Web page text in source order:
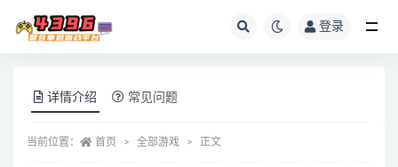
登录
详情介绍 常见问题
当前位置： 首页 全部游戏 正文